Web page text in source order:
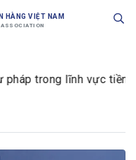
HÀNG VIỆT NAM
trong lĩnh vực tiền tệ